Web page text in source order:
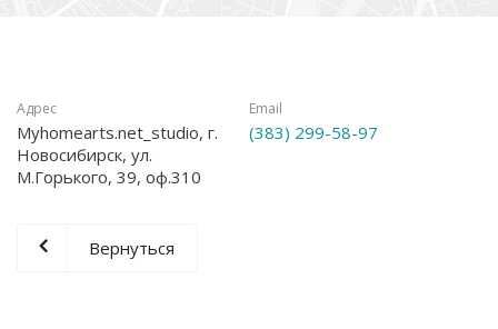
Адрес
Myhomearts.net_studio, г.
Новосибирск, ул.
М.Горького, 39, оф.310
Email
(383) 299-58-97
Вернуться